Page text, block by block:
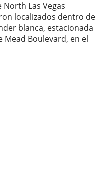
Las Vegas
localizados dentro de
blanca, estacionada
Mead Boulevard, en el